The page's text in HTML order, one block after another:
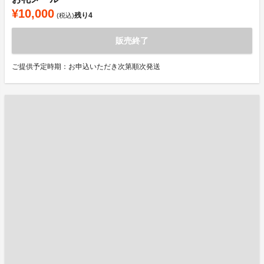
¥10,000 (税込)残り4
販売終了
ご提供予定時期：お申込いただき次第順次発送